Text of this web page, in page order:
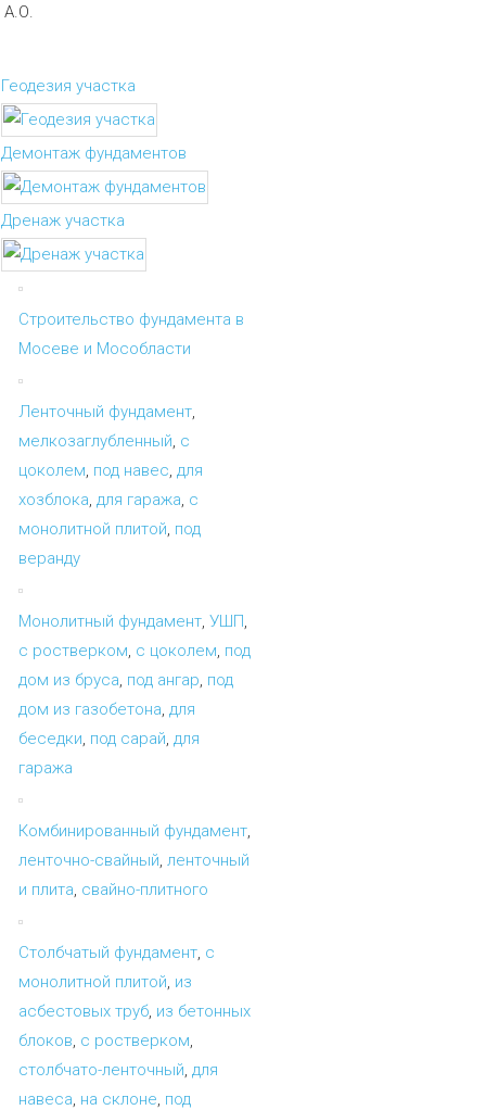
А.О.
Геодезия участка
Демонтаж фундаментов
Дренаж участка
Строительство фундамента в
Мосеве и Мособласти
Ленточный фундамент,
мелкозаглубленный, с
цоколем, под навес, для
хозблока, для гаража, с
монолитной плитой, под
веранду
Монолитный фундамент, УШП,
с ростверком, с цоколем, под
дом из бруса, под ангар, под
дом из газобетона, для
беседки, под сарай, для
гаража
Комбинированный фундамент,
ленточно-свайный, ленточный
и плита, свайно-плитного
Столбчатый фундамент, с
монолитной плитой, из
асбестовых труб, из бетонных
блоков, с ростверком,
столбчато-ленточный, для
навеса, на склоне, под